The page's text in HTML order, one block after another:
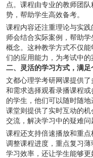
点。课程由专业的教师团
势，帮助学生高效备考。
课程内容还注重理论与实
师会结合实际案例，帮助
概念。这种教学方式不仅
们的应用能力，为考试中的
二、灵活的学习方式，满足
文都心理学考研网课提供
和需求选择观看录播课程
的学生，他们可以随时随
课堂则提供了实时互动的
交流，解决学习中的疑难问
课程还支持倍速播放和重
调整课程进度，重点复习
学习效率，还让学生能够更